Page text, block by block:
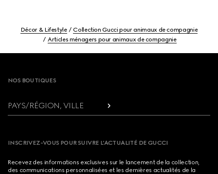
Décor & Lifestyle
Collection Gucci pour animaux de compagnie
Articles ménagers pour animaux de compagnie
NOS BOUTIQUES
PAYS/RÉGION, VILLE
INSCRIVEZ-VOUS POUR SUIVRE L’ACTUALITÉ DE GUCCI
Recevez des informations exclusives sur le lancement de la collection,
des communications personnalisées et les dernières actualités de la